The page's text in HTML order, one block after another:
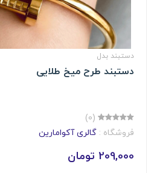
دستبند بدل
دستبند طرح میخ طلایی
(0)
فروشگاه : گالری آکوامارین
209,000 تومان